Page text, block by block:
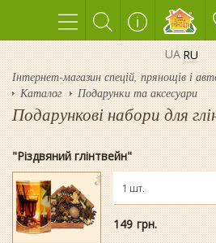
UA RU
Інтернет-магазин спецій, прянощів і
Каталог
Подарунки та аксесуари
Подарункові набори для
"Різдвяний глінтвейн"
1 шт.
149 гpн.